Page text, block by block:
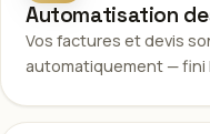
Automatisation
Vos factures et devis
automatiquement — fini